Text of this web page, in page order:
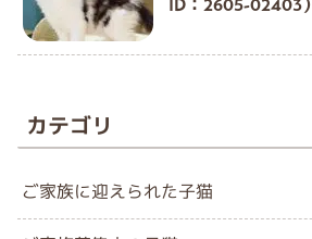
ID：2605-02403）
カテゴリ
ご家族に迎えられた子猫